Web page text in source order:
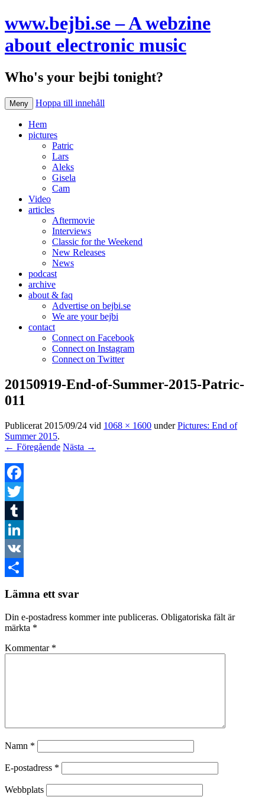
www.bejbi.se – A webzine
about electronic music
Who's your bejbi tonight?
Meny Hoppa till innehåll
Hem
pictures
Patric
Lars
Aleks
Gisela
Cam
Video
articles
Aftermovie
Interviews
Classic for the Weekend
New Releases
News
podcast
archive
about & faq
Advertise on bejbi.se
We are your bejbi
contact
Connect on Facebook
Connect on Instagram
Connect on Twitter
20150919-End-of-Summer-2015-Patric-
011
Publicerat 2015/09/24 vid 1068 × 1600 underPictures: End of
Summer 2015.
← Föregående Nästa →
Facebook
Twitter
Tumblr
LinkedIn
VK
Lämna ett svar
Din e-postadress kommer inte publiceras. Obligatoriska fält är
märkta *
Kommentar *
Namn *
E-postadress *
Webbplats